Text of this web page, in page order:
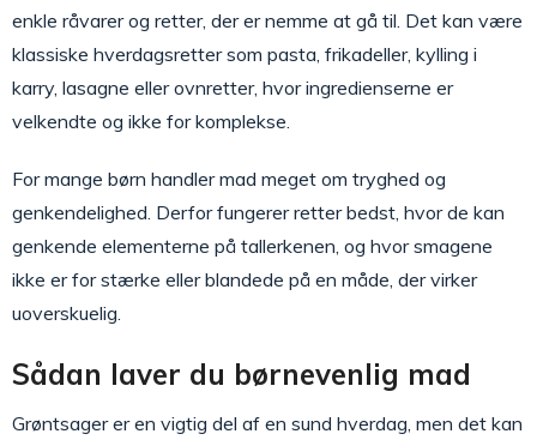
enkle råvarer og retter, der er nemme at gå til. Det kan være
klassiske hverdagsretter som pasta, frikadeller, kylling i
karry, lasagne eller ovnretter, hvor ingredienserne er
velkendte og ikke for komplekse.
For mange børn handler mad meget om tryghed og
genkendelighed. Derfor fungerer retter bedst, hvor de kan
genkende elementerne på tallerkenen, og hvor smagene
ikke er for stærke eller blandede på en måde, der virker
uoverskuelig.
Sådan laver du børnevenlig mad
Grøntsager er en vigtig del af en sund hverdag, men det kan